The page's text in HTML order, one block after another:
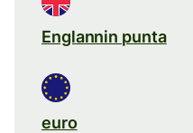
Englannin punta
euro